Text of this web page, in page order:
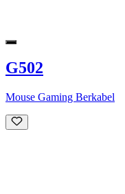
G502
Mouse Gaming Berkabel